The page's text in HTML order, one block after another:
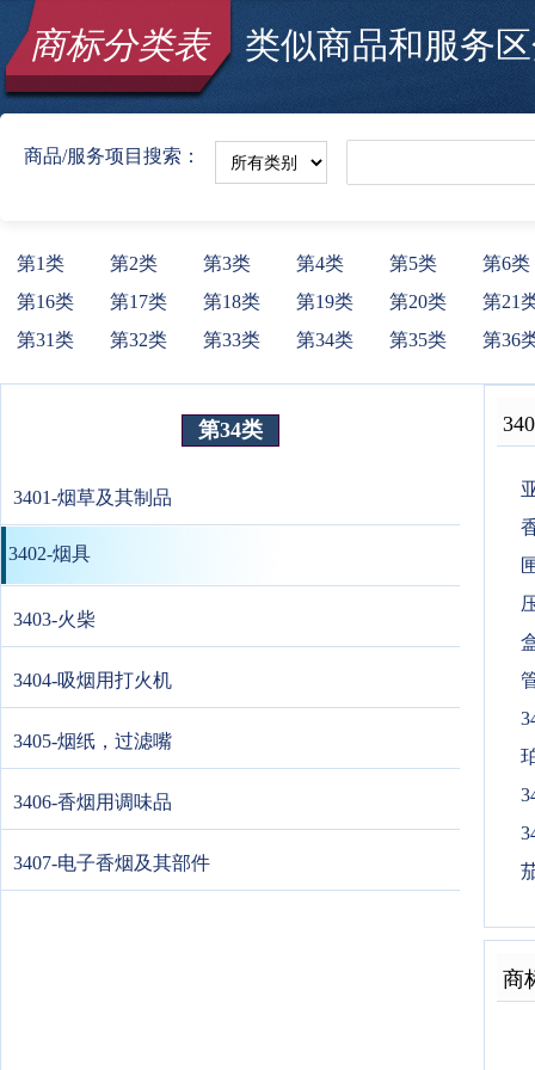
商标分类表类似商品和服务区
商品/服务项目搜索：
第1类 第2类 第3类 第4类 第5类
第6类
第16类
第17类 第18类 第19类 第20类
第21
第31类
第32类 第33类 第34类 第35类 第36
第34类
3401-烟草及其制品
3402-烟具
3403-火柴
3404-吸烟用打火机
3405-烟纸，过滤嘴
3406-香烟用调味品
3407-电子香烟及其部件
商